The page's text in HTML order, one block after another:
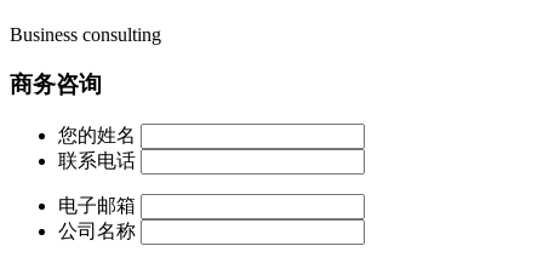
Business consulting
商务咨询
您的姓名
联系电话
电子邮箱
公司名称